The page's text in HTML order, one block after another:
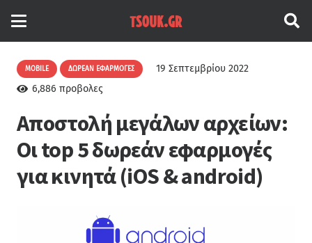
MOBILE ΔΩΡΕΆΝ ΕΦΑΡΜΟΓΈΣ
19 Σεπτεμβρίου 2022
6,886 προβολες
Αποστολή μεγάλων αρχείων:
Οι top 5 δωρεάν εφαρμογές
για κινητά (iOS & android)